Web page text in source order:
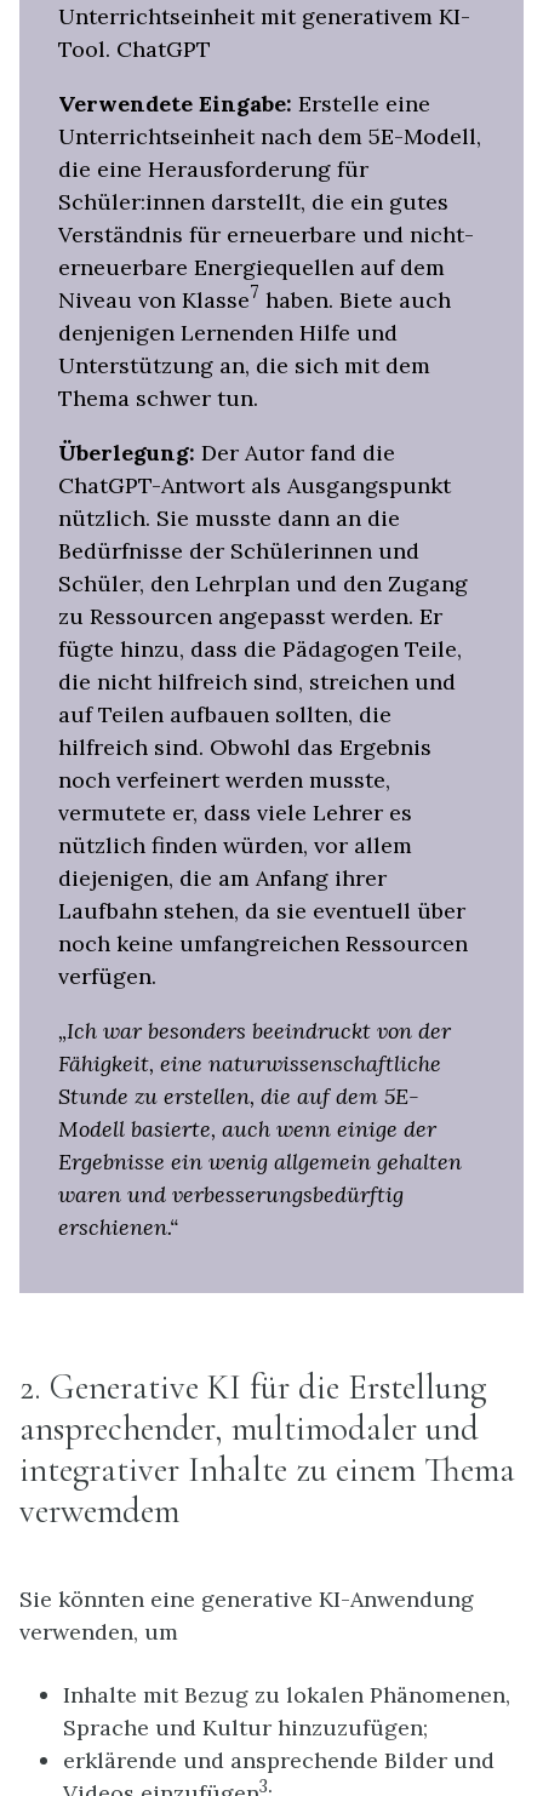
Unterrichtseinheit mit generativem KI-
Tool. ChatGPT
Verwendete Eingabe: Erstelle eine
Unterrichtseinheit nach dem 5E-Modell,
die eine Herausforderung für
Schüler:innen darstellt, die ein gutes
Verständnis für erneuerbare und nicht-
erneuerbare Energiequellen auf dem
Niveau von Klasse7 haben. Biete auch
denjenigen Lernenden Hilfe und
Unterstützung an, die sich mit dem
Thema schwer tun.
Überlegung: Der Autor fand die
ChatGPT-Antwort als Ausgangspunkt
nützlich. Sie musste dann an die
Bedürfnisse der Schülerinnen und
Schüler, den Lehrplan und den Zugang
zu Ressourcen angepasst werden. Er
fügte hinzu, dass die Pädagogen Teile,
die nicht hilfreich sind, streichen und
auf Teilen aufbauen sollten, die
hilfreich sind. Obwohl das Ergebnis
noch verfeinert werden musste,
vermutete er, dass viele Lehrer es
nützlich finden würden, vor allem
diejenigen, die am Anfang ihrer
Laufbahn stehen, da sie eventuell über
noch keine umfangreichen Ressourcen
verfügen.
„Ich war besonders beeindruckt von der
Fähigkeit, eine naturwissenschaftliche
Stunde zu erstellen, die auf dem 5E-
Modell basierte, auch wenn einige der
Ergebnisse ein wenig allgemein gehalten
waren und verbesserungsbedürftig
erschienen.“
2. Generative KI für die Erstellung
ansprechender, multimodaler und
integrativer Inhalte zu einem Thema
verwemdem
Sie könnten eine generative KI-Anwendung
verwenden, um
Inhalte mit Bezug zu lokalen Phänomenen,
Sprache und Kultur hinzuzufügen;
erklärende und ansprechende Bilder und
3